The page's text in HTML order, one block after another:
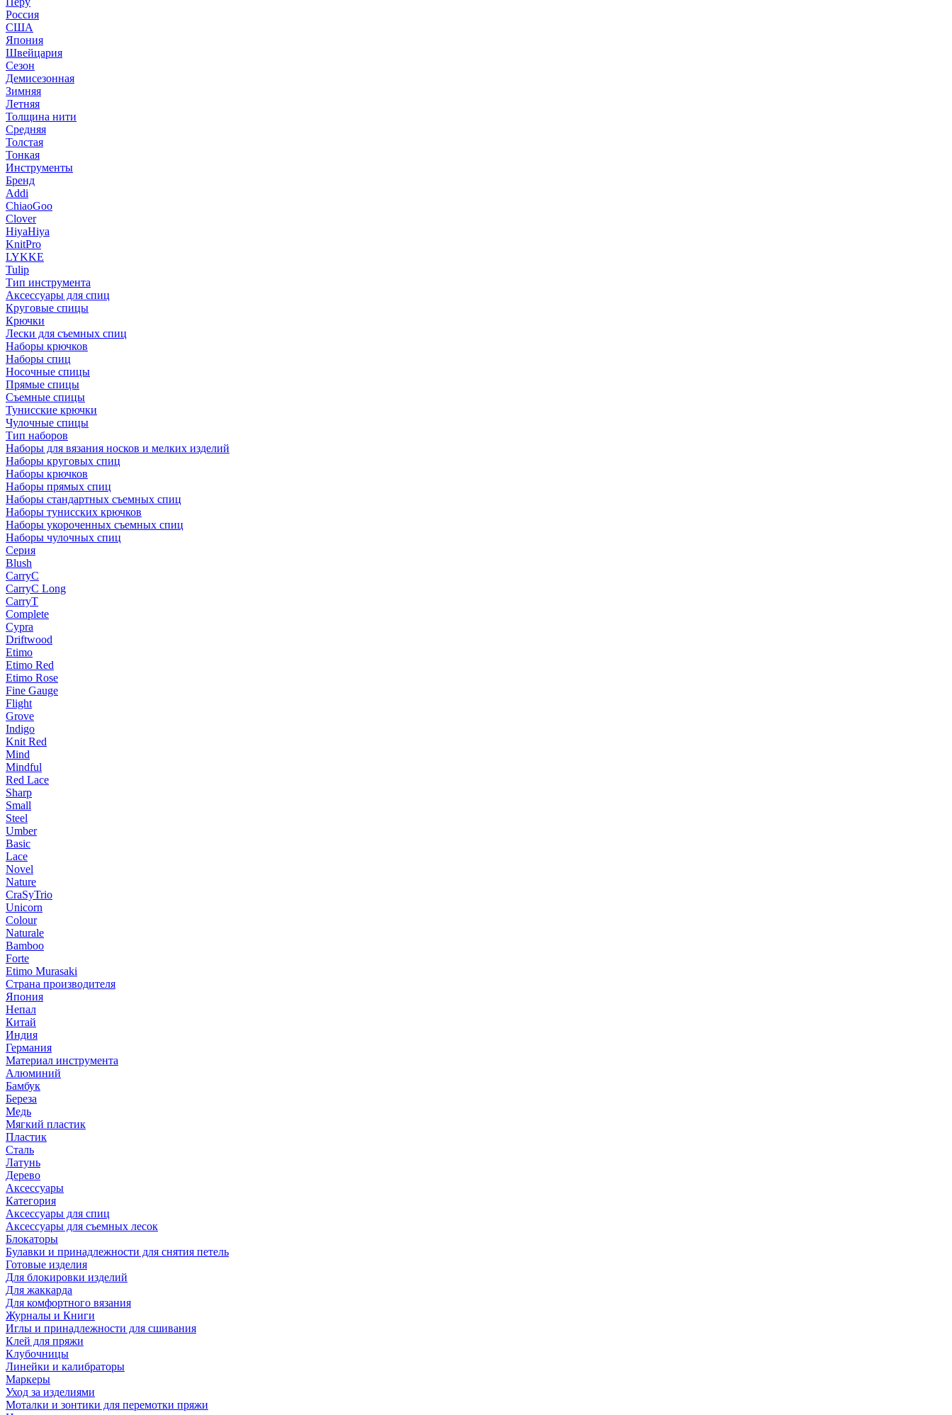
Россия
США
Япония
Швейцария
Сезон
Демисезонная
Зимняя
Летняя
Толщина нити
Средняя
Толстая
Тонкая
Инструменты
Бренд
Addi
ChiaoGoo
Clover
HiyaHiya
KnitPro
LYKKE
Tulip
Тип инструмента
Аксессуары для спиц
Круговые спицы
Крючки
Лески для съемных спиц
Наборы крючков
Наборы спиц
Носочные спицы
Прямые спицы
Съемные спицы
Тунисские крючки
Чулочные спицы
Тип наборов
Наборы для вязания носков и мелких изделий
Наборы круговых спиц
Наборы крючков
Наборы прямых спиц
Наборы стандартных съемных спиц
Наборы тунисских крючков
Наборы укороченных съемных спиц
Наборы чулочных спиц
Серия
Blush
CarryC
CarryC Long
CarryT
Complete
Cypra
Driftwood
Etimo
Etimo Red
Etimo Rose
Fine Gauge
Flight
Grove
Indigo
Knit Red
Mind
Mindful
Red Lace
Sharp
Small
Steel
Umber
Basic
Lace
Novel
Nature
CraSyTrio
Unicorn
Colour
Naturale
Bamboo
Forte
Etimo Murasaki
Страна производителя
Япония
Непал
Китай
Индия
Германия
Материал инструмента
Алюминий
Бамбук
Береза
Медь
Мягкий пластик
Пластик
Сталь
Латунь
Дерево
Аксессуары
Категория
Аксессуары для спиц
Аксессуары для съемных лесок
Блокаторы
Булавки и принадлежности для снятия петель
Готовые изделия
Для блокировки изделий
Для жаккарда
Для комфортного вязания
Журналы и Книги
Иглы и принадлежности для сшивания
Клей для пряжи
Клубочницы
Линейки и калибраторы
Маркеры
Уход за изделиями
Моталки и зонтики для перемотки пряжи